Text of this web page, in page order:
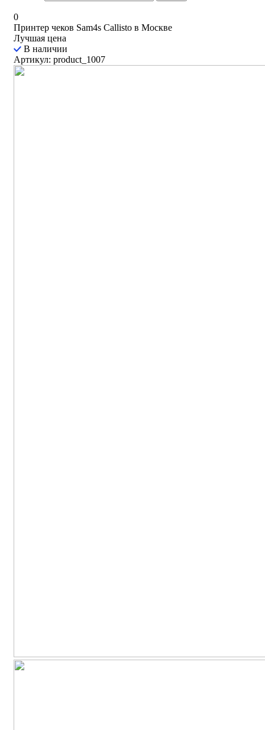
0
Принтер чеков Sam4s Callisto в Москве
Лучшая цена
В наличии
Артикул: product_1007